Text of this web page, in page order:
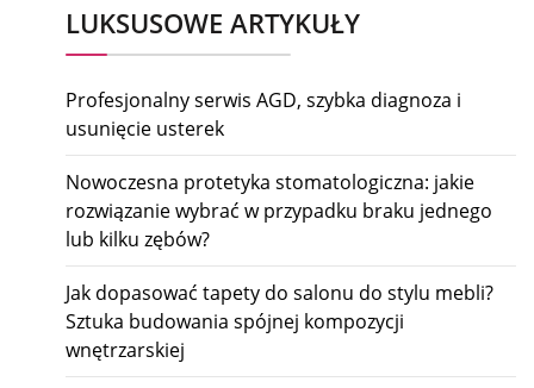
LUKSUSOWE ARTYKUŁY
Profesjonalny serwis AGD, szybka diagnoza i
usunięcie usterek
Nowoczesna protetyka stomatologiczna: jakie
rozwiązanie wybrać w przypadku braku jednego
lub kilku zębów?
Jak dopasować tapety do salonu do stylu mebli?
Sztuka budowania spójnej kompozycji
wnętrzarskiej